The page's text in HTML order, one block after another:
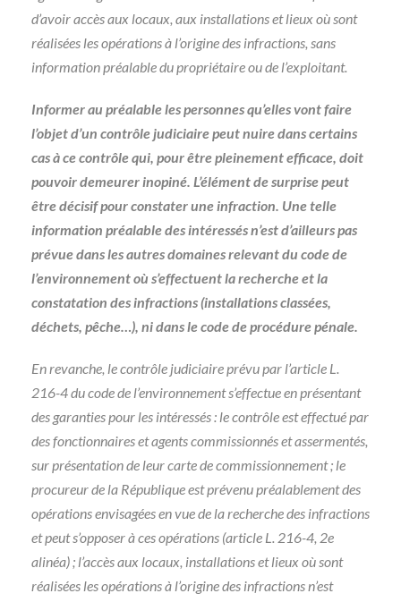
d’avoir accès aux locaux, aux installations et lieux où sont
réalisées les opérations à l’origine des infractions, sans
information préalable du propriétaire ou de l’exploitant.
Informer au préalable les personnes qu’elles vont faire
l’objet d’un contrôle judiciaire peut nuire dans certains
cas à ce contrôle qui, pour être pleinement efficace, doit
pouvoir demeurer inopiné. L’élément de surprise peut
être décisif pour constater une infraction. Une telle
information préalable des intéressés n’est d’ailleurs pas
prévue dans les autres domaines relevant du code de
l’environnement où s’effectuent la recherche et la
constatation des infractions (installations classées,
déchets, pêche…), ni dans le code de procédure pénale.
En revanche, le contrôle judiciaire prévu par l’article L.
216-4 du code de l’environnement s’effectue en présentant
des garanties pour les intéressés : le contrôle est effectué par
des fonctionnaires et agents commissionnés et assermentés,
sur présentation de leur carte de commissionnement ; le
procureur de la République est prévenu préalablement des
opérations envisagées en vue de la recherche des infractions
et peut s’opposer à ces opérations (article L. 216-4, 2e
alinéa) ; l’accès aux locaux, installations et lieux où sont
réalisées les opérations à l’origine des infractions n’est